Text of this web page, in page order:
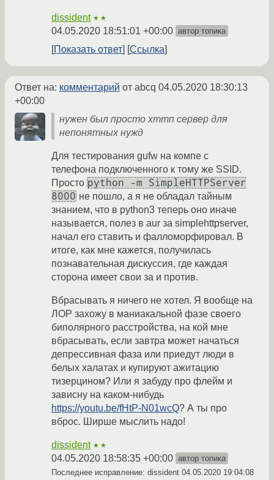
dissident ★★
04.05.2020 18:51:01 +00:00 автор топика
Показать ответ Ссылка
Ответ на: комментарий от abcq 04.05.2020 18:30:13
+00:00
нужен был просто хттп сервер для
непонятных нужд
Для тестирования gufw на компе с
телефона подключенного к тому же SSID.
Просто python -m SimpleHTTPServer
8000 не пошло, а я не обладал тайным
знанием, что в python3 теперь оно иначе
называется, полез в aur за simplehttpserver,
начал его ставить и фалломорфировал. В
итоге, как мне кажется, получилась
познавательная дискуссия, где каждая
сторона имеет свои за и против.
Вбрасывать я ничего не хотел. Я вообще на
ЛОР захожу в маниакальной фазе своего
биполярного расстройства, на кой мне
вбрасывать, если завтра может начаться
депрессивная фаза или приедут люди в
белых халатах и купируют ажитацию
тизерцином? Или я забуду про флейм и
зависну на каком-нибудь
https://youtu.be/fHtP-N01wcQ? А ты про
вброс. Ширше мыслить надо!
dissident ★★
04.05.2020 18:58:35 +00:00 автор топика
Последнее исправление: dissident 04.05.2020 19:04:08